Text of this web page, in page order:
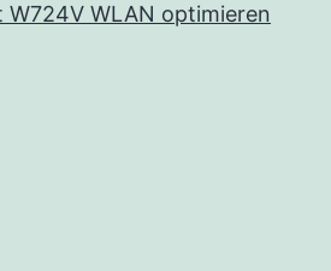
W724V WLAN optimieren